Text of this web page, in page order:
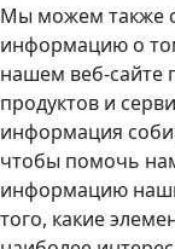
Мы можем также
информацию о
нашем веб-сайте
продуктов и
информация
чтобы помочь
информацию
того, какие